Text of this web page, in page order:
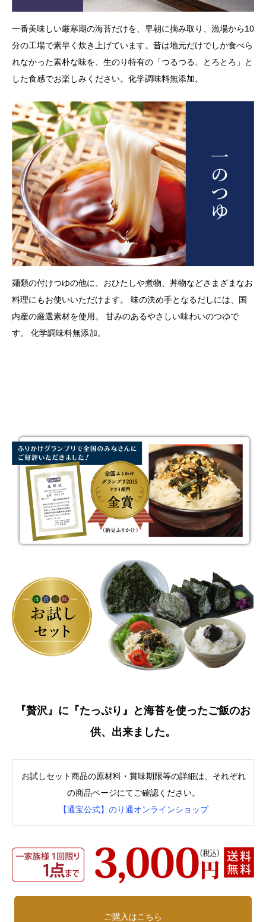
一番美味しい厳寒期の海苔だけを、早朝に摘み取り、漁場から10
分の工場で素早く炊き上げています。昔は地元だけでしか食べら
れなかった素朴な味を、生のり特有の「つるつる、とろとろ」と
した食感でお楽しみください。化学調味料無添加。
麺類の付けつゆの他に、おひたしや煮物、丼物などさまざまなお
料理にもお使いいただけます。 味の決め手となるだしには、国
内産の厳選素材を使用。 甘みのあるやさしい味わいのつゆで
す。 化学調味料無添加。
『贅沢』に『たっぷり』と海苔を使ったご飯のお
供、出来ました。
お試しセット商品の原材料・賞味期限等の詳細は、それぞれ
の商品ページにてご確認ください。
【通宝公式】のり通オンラインショップ
ご購入はこちら